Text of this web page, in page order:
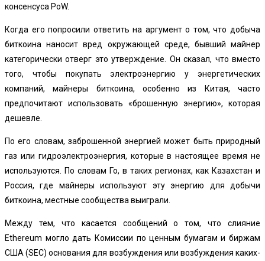
консенсуса PoW.
Когда его попросили ответить на аргумент о том, что добыча
биткоина наносит вред окружающей среде, бывший майнер
категорически отверг это утверждение. Он сказал, что вместо
того, чтобы покупать электроэнергию у энергетических
компаний, майнеры биткоина, особенно из Китая, часто
предпочитают использовать «брошенную энергию», которая
дешевле.
По его словам, заброшенной энергией может быть природный
газ или гидроэлектроэнергия, которые в настоящее время не
используются. По словам Го, в таких регионах, как Казахстан и
Россия, где майнеры используют эту энергию для добычи
биткоина, местные сообщества выиграли.
Между тем, что касается сообщений о том, что слияние
Ethereum могло дать Комиссии по ценным бумагам и биржам
США (SEC) основания для возбуждения или возбуждения каких-